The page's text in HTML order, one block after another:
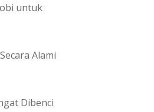
untuk
Alami
Dibenci